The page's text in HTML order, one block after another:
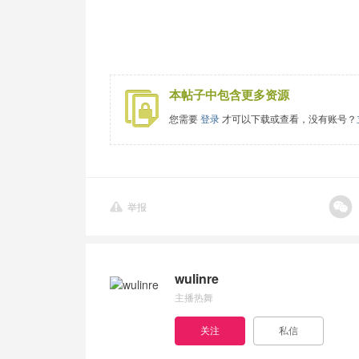
本帖子中包含更多资源
您需要登录 才可以下载或查看，没有账号？
举报
wulinre
主播热舞